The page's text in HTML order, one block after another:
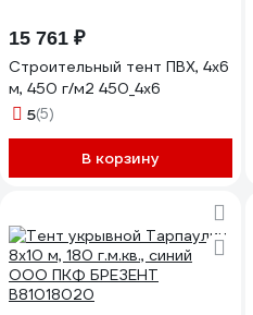
15 761 ₽
Строительный тент ПВХ, 4х6
м, 450 г/м2 450_4х6
5(5)
В корзину